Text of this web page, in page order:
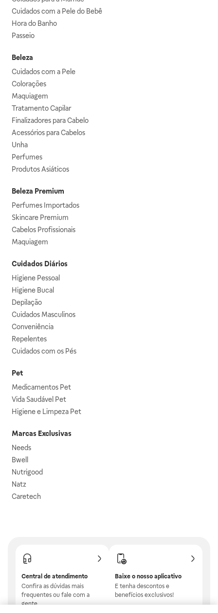
Cuidados com a Pele do Bebê
Hora do Banho
Passeio
Beleza
Cuidados com a Pele
Colorações
Maquiagem
Tratamento Capilar
Finalizadores para Cabelo
Acessórios para Cabelos
Unha
Perfumes
Produtos Asiáticos
Beleza Premium
Perfumes Importados
Skincare Premium
Cabelos Profissionais
Maquiagem
Cuidados Diários
Higiene Pessoal
Higiene Bucal
Depilação
Cuidados Masculinos
Conveniência
Repelentes
Cuidados com os Pés
Pet
Medicamentos Pet
Vida Saudável Pet
Higiene e Limpeza Pet
Marcas Exclusivas
Needs
Bwell
Nutrigood
Natz
Caretech
Central de atendimento
Confira as dúvidas mais
frequentes ou fale com a
gente.
Baixe o nosso aplicativo
E tenha descontos e
benefícios exclusivos!